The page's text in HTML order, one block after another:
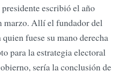
escribió el año
marzo. Allí el fundador del
fuese su mano derecha
para la estrategia electoral
sería la conclusión de